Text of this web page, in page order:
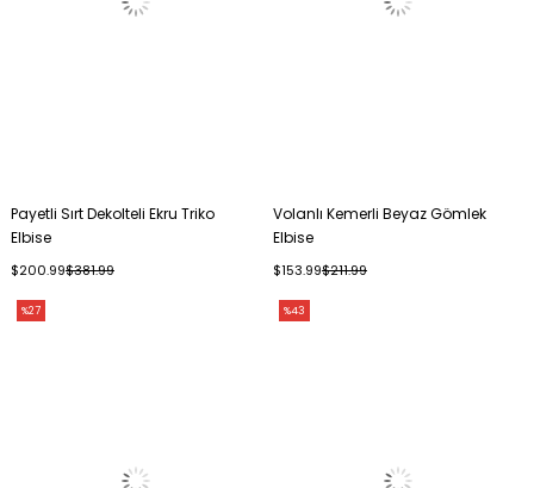
Payetli Sırt Dekolteli Ekru Triko
Elbise
$200.99$381.99
Volanlı Kemerli Beyaz Gömlek
Elbise
$153.99$211.99
%27 %43